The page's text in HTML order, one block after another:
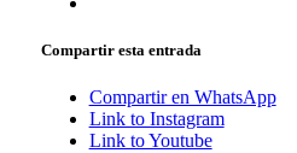
Compartir esta entrada
Compartir en WhatsApp
Link to Instagram
Link to Youtube